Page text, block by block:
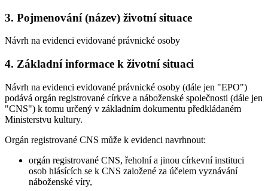
3. Pojmenování (název) životní situace
Návrh na evidenci evidované právnické osoby
4. Základní informace k životní situaci
Návrh na evidenci evidované právnické osoby (dále jen "EPO")
podává orgán registrované církve a náboženské společnosti (dále jen
"CNS") k tomu určený v základním dokumentu předkládaném
Ministerstvu kultury.
Orgán registrované CNS může k evidenci navrhnout:
orgán registrované CNS, řeholní a jinou církevní instituci
osob hlásících se k CNS založené za účelem vyznávání
náboženské víry,